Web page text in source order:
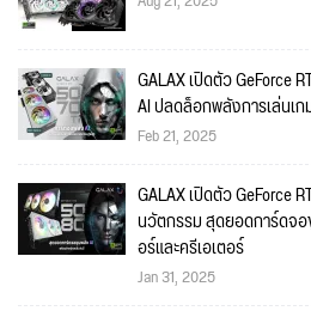
GALAX เปิดตัว GeForce
AI ปลดล็อกพลังการเล่นเ
Feb 21, 2025
GALAX เปิดตัว GeForce
นวัตกรรม สุดยอดการ์ดจ
อร์และครีเอเตอร์
Jan 31, 2025